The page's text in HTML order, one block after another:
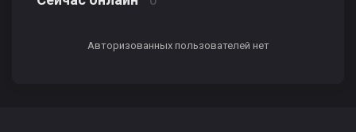
Авторизованных пользователей нет